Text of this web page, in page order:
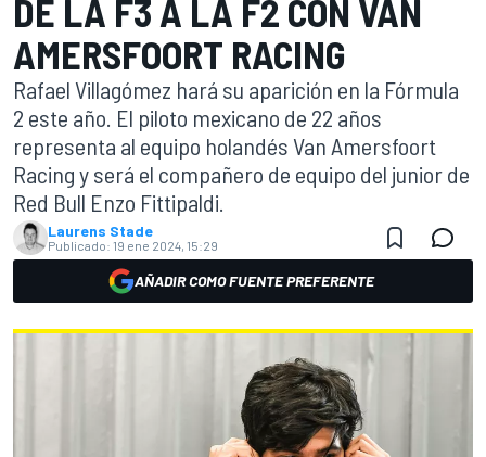
DE LA F3 A LA F2 CON VAN
AMERSFOORT RACING
Rafael Villagómez hará su aparición en la Fórmula
2 este año. El piloto mexicano de 22 años
representa al equipo holandés Van Amersfoort
Racing y será el compañero de equipo del junior de
Red Bull Enzo Fittipaldi.
Laurens Stade
Publicado: 19 ene 2024, 15:29
AÑADIR COMO FUENTE PREFERENTE